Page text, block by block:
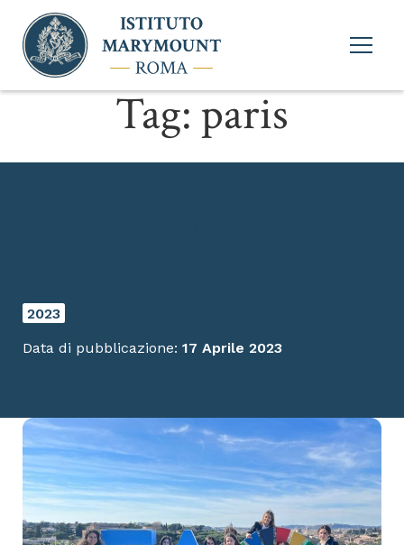
Apri
menu
Tag: paris
2023
Data di pubblicazione: 17 Aprile 2023